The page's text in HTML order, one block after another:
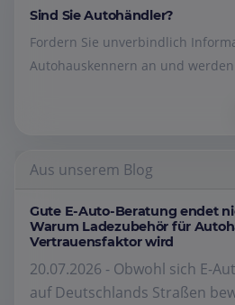
Sind Sie Autohändler?
Fordern Sie unverbindlich
Autohauskennern an und
Aus unserem Blog
Gute E-Auto-Beratung endet
Warum Ladezubehör für
Vertrauensfaktor wird
20.07.2026 - Obwohl sich E-
auf Deutschlands Straßen